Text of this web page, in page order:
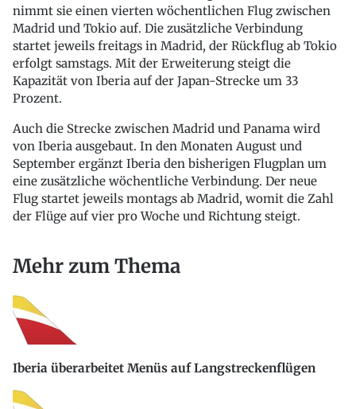
nimmt sie einen vierten wöchentlichen Flug zwischen
Madrid und Tokio auf. Die zusätzliche Verbindung
startet jeweils freitags in Madrid, der Rückflug ab Tokio
erfolgt samstags. Mit der Erweiterung steigt die
Kapazität von Iberia auf der Japan-Strecke um 33
Prozent.
Auch die Strecke zwischen Madrid und Panama wird
von Iberia ausgebaut. In den Monaten August und
September ergänzt Iberia den bisherigen Flugplan um
eine zusätzliche wöchentliche Verbindung. Der neue
Flug startet jeweils montags ab Madrid, womit die Zahl
der Flüge auf vier pro Woche und Richtung steigt.
Mehr zum Thema
Iberia überarbeitet Menüs auf Langstreckenflügen